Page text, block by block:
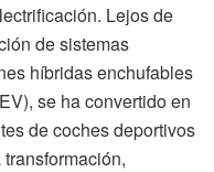
Lejos de
de sistemas
híbridas enchufables
se ha convertido en
de coches deportivos